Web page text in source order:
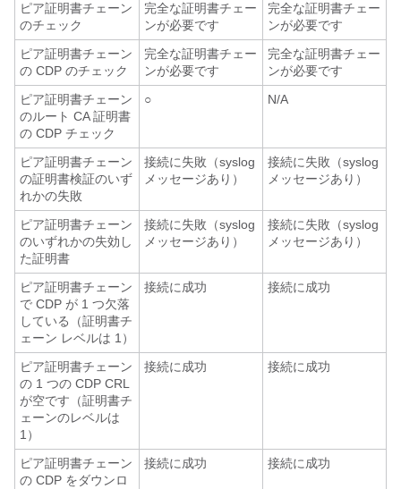
ピア証明書チェーン
のチェック
完全な証明書チェー
ンが必要です
完全な証明書チェー
ンが必要です
ピア証明書チェーン
の CDP のチェック
完全な証明書チェー
ンが必要です
完全な証明書チェー
ンが必要です
ピア証明書チェーン
のルート CA 証明書
の CDP チェック
○ N/A
ピア証明書チェーン
の証明書検証のいず
れかの失敗
接続に失敗（syslog
メッセージあり）
接続に失敗（syslog
メッセージあり）
ピア証明書チェーン
のいずれかの失効し
た証明書
接続に失敗（syslog
メッセージあり）
接続に失敗（syslog
メッセージあり）
ピア証明書チェーン
で CDP が 1 つ欠落
している（証明書チ
ェーン レベルは 1）
接続に成功 接続に成功
ピア証明書チェーン
の 1 つの CDP CRL
が空です（証明書チ
ェーンのレベルは
1）
接続に成功 接続に成功
ピア証明書チェーン
の CDP をダウンロ
接続に成功 接続に成功